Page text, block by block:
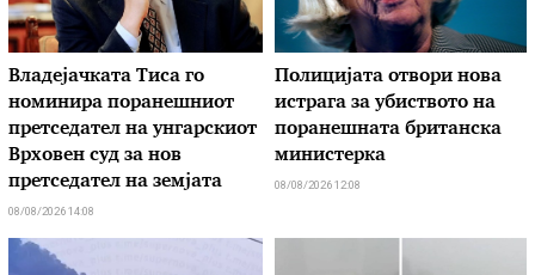
Владејачката Тиса го
номинира поранешниот
претседател на унгарскиот
Врховен суд за нов
претседател на земјата
08/08/2026 14:08
Полицијата отвори нова
истрага за убиството на
поранешната британска
министерка
08/08/2026 12:08